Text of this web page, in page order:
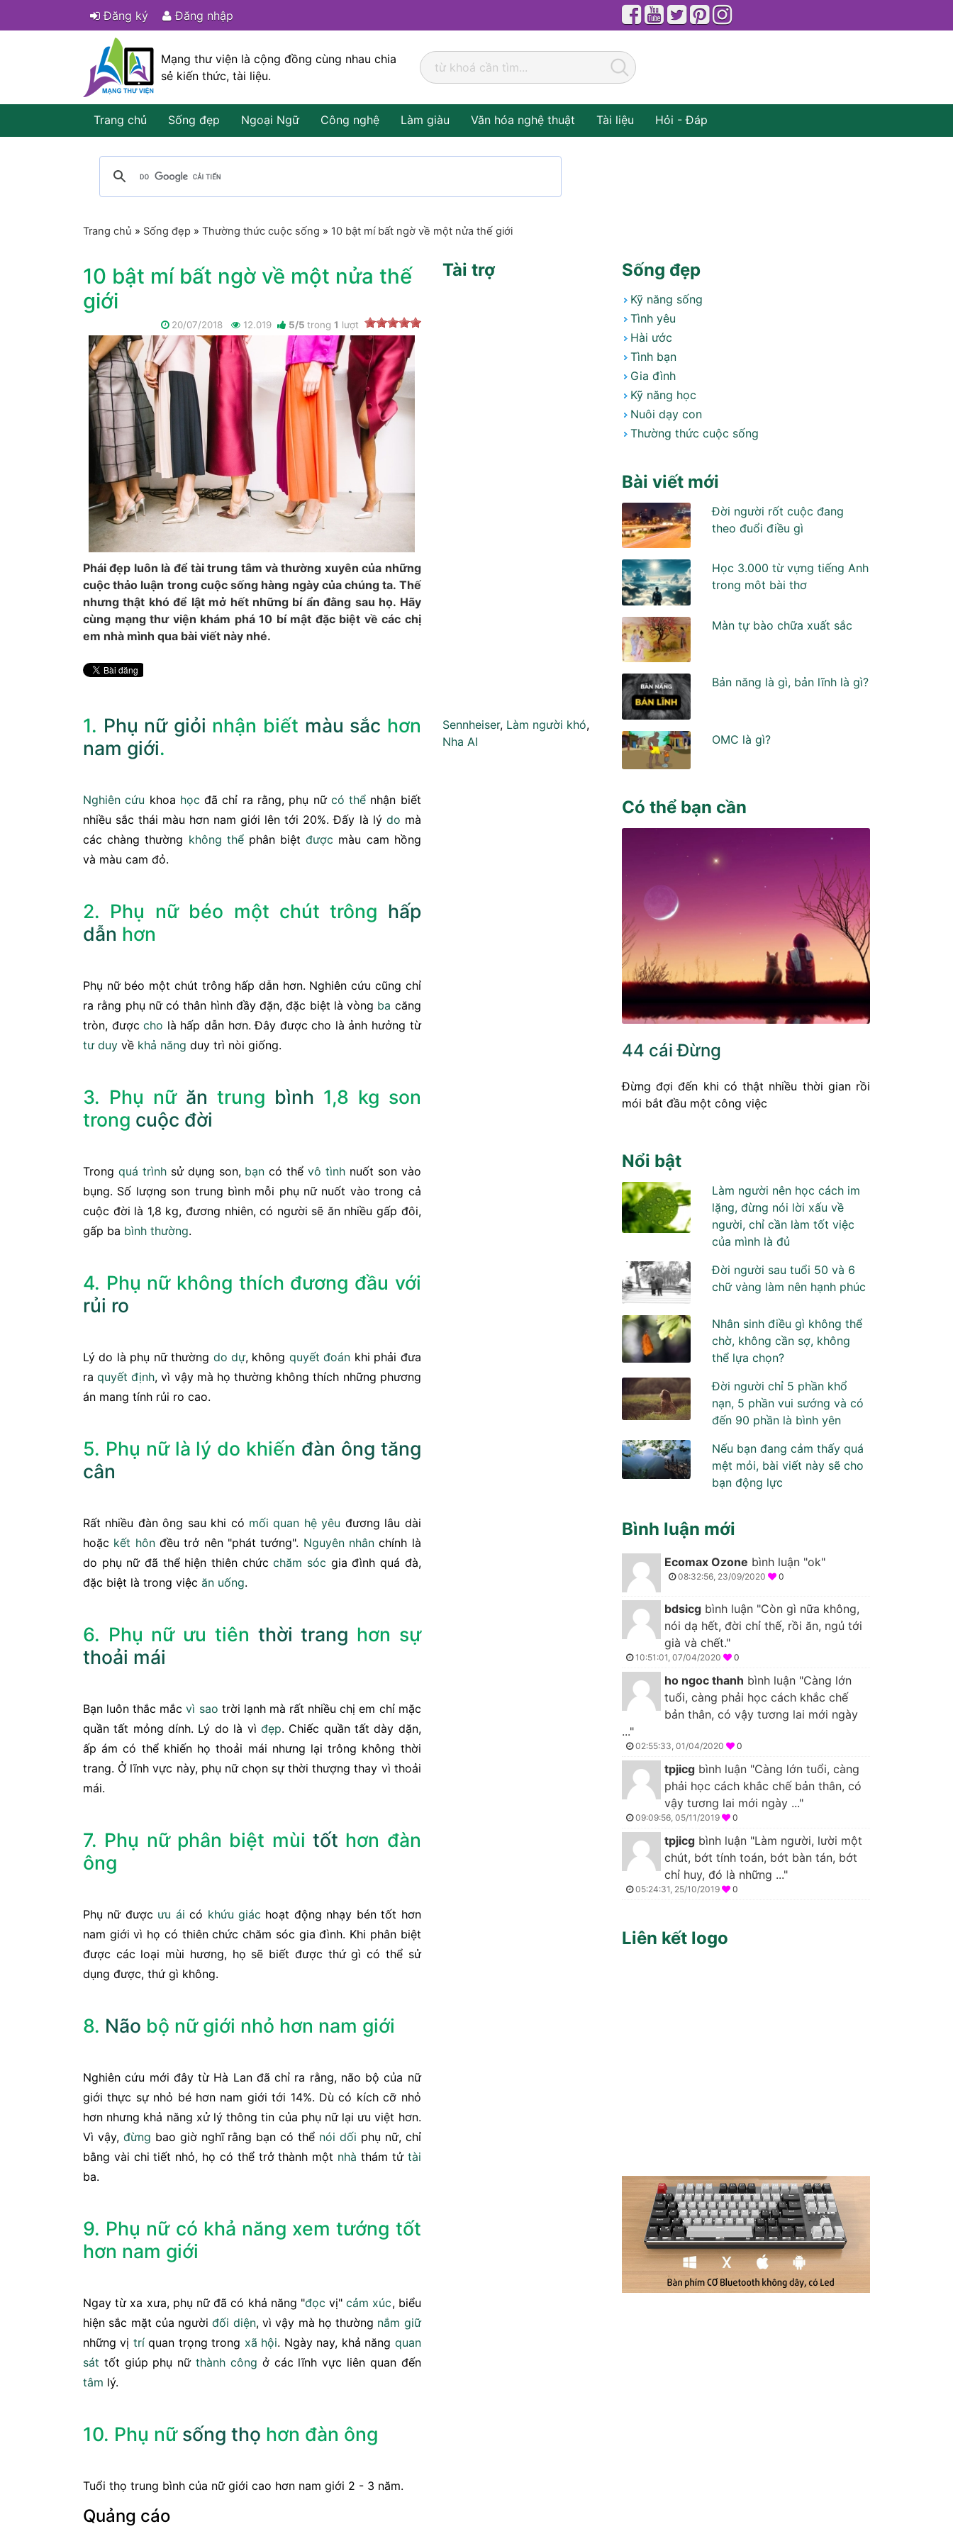
Đăng ký Đăng nhập
Mạng thư viện là cộng đồng cùng nhau chia
sẻ kiến thức, tài liệu.
Trang chủ Sống đẹp Ngoại Ngữ Công nghệ Làm giàu Văn hóa nghệ thuật Tài liệu Hỏi - Đáp
Trang chủ » Sống đẹp » Thường thức cuộc sống » 10 bật mí bất ngờ về một nửa thế giới
10 bật mí bất ngờ về một nửa thế
giới
20/07/2018 12.019 5/5 trong 1 lượt
Phái đẹp luôn là để tài trung tâm và thường xuyên của những
cuộc thảo luận trong cuộc sống hàng ngày của chúng ta. Thế
nhưng thật khó để lật mở hết những bí ẩn đằng sau họ. Hãy
cùng mạng thư viện khám phá 10 bí mật đặc biệt về các chị
em nhà mình qua bài viết này nhé.
1. Phụ nữ giỏi nhận biết màu sắc hơn
nam giới.
Nghiên cứu khoa học đã chỉ ra rằng, phụ nữ có thể nhận biết
nhiều sắc thái màu hơn nam giới lên tới 20%. Đấy là lý do mà
các chàng thường không thểphân biệtđược màu cam hồng
và màu cam đỏ.
2. Phụ nữ béo một chút trông hấp
dẫn hơn
Phụ nữ béo một chút trông hấp dẫn hơn. Nghiên cứu cũng chỉ
ra rằng phụ nữ có thân hình đầy đặn, đặc biệt là vòng ba căng
tròn, đượccho là hấp dẫn hơn. Đây được cho là ảnh hưởng từ
tư duy về khả năng duy trì nòi giống.
3. Phụ nữ ăn trung bình 1,8 kg son
trong cuộc đời
Trong quá trìnhsử dụng son, bạn có thểvô tình nuốt son vào
bụng. Số lượng son trung bình mỗi phụ nữ nuốt vào trong cả
cuộc đời là 1,8 kg, đương nhiên, có người sẽ ăn nhiều gấp đôi,
gấp ba bình thường.
4. Phụ nữ không thích đương đầu với
rủi ro
Lý do là phụ nữ thường do dự, không quyết đoán khi phải đưa
raquyết định, vì vậy mà họ thường không thích những phương
án mang tính rủi ro cao.
5. Phụ nữ là lý do khiến đàn ông tăng
cân
Rất nhiều đàn ông sau khi có mối quan hệ yêu đương lâu dài
hoặc kết hônđều trở nên "phát tướng". Nguyên nhân chính là
do phụ nữ đã thể hiện thiên chứcchăm sóc gia đình quá đà,
đặc biệt là trong việc ăn uống.
6. Phụ nữ ưu tiên thời trang hơn sự
thoải mái
Bạn luôn thắc mắcvì sao trời lạnh mà rất nhiều chị em chỉ mặc
quần tất mỏng dính. Lý do là vì đẹp. Chiếc quần tất dày dặn,
ấp ám có thể khiến họ thoải mái nhưng lại trông không thời
trang. Ở lĩnh vực này, phụ nữ chọn sự thời thượng thay vì thoải
mái.
7. Phụ nữ phân biệt mùi tốt hơn đàn
ông
Phụ nữ được ưu ái có khứu giác hoạt động nhạy bén tốt hơn
nam giới vì họ có thiên chức chăm sóc gia đình. Khi phân biệt
được các loại mùi hương, họ sẽ biết được thứ gì có thể sử
dụng được, thứ gì không.
8. Não bộ nữ giới nhỏ hơn nam giới
Nghiên cứu mới đây từ Hà Lan đã chỉ ra rằng, não bộ của nữ
giới thực sự nhỏ bé hơn nam giới tới 14%. Dù có kích cỡ nhỏ
hơn nhưng khả năng xử lý thông tin của phụ nữ lại ưu việt hơn.
Vì vậy, đừng bao giờ nghĩ rằng bạn có thể nói dối phụ nữ, chỉ
bằng vài chi tiết nhỏ, họ có thể trở thành một nhà thám tử tài
ba.
9. Phụ nữ có khả năng xem tướng tốt
hơn nam giới
Ngay từ xa xưa, phụ nữ đã có khả năng "đọc vị"cảm xúc, biểu
hiện sắc mặt của ngườiđối diện, vì vậy mà họ thường nắm giữ
những vị tríquan trọng trong xã hội. Ngày nay, khả năng quan
sát tốt giúp phụ nữthành công ở các lĩnh vực liên quan đến
tâm lý.
10. Phụ nữ sống thọ hơn đàn ông
Tuổi thọ trung bình của nữ giới cao hơn nam giới 2 - 3 năm.
Quảng cáo
Tài trợ
Sennheiser, Làm người khó,
Nha AI
Sống đẹp
Kỹ năng sống
Tình yêu
Hài ước
Tình bạn
Gia đình
Kỹ năng học
Nuôi dạy con
Thường thức cuộc sống
Bài viết mới
Đời người rốt cuộc đang
theo đuổi điều gì
Học 3.000 từ vựng tiếng Anh
trong môt bài thơ
Màn tự bào chữa xuất sắc
Bản năng là gì, bản lĩnh là gì?
OMC là gì?
Có thể bạn cần
44 cái Đừng
Đừng đợi đến khi có thật nhiều thời gian rồi
mói bắt đầu một công việc
Nổi bật
Làm người nên học cách im
lặng, đừng nói lời xấu về
người, chỉ cần làm tốt việc
của mình là đủ
Đời người sau tuổi 50 và 6
chữ vàng làm nên hạnh phúc
Nhân sinh điều gì không thể
chờ, không cần sợ, không
thể lựa chọn?
Đời người chỉ 5 phần khổ
nạn, 5 phần vui sướng và có
đến 90 phần là bình yên
Nếu bạn đang cảm thấy quá
mệt mỏi, bài viết này sẽ cho
bạn động lực
Bình luận mới
Ecomax Ozone bình luận "ok"
08:32:56, 23/09/2020 0
bdsicg bình luận "Còn gì nữa không,
nói dạ hết, đời chỉ thế, rồi ăn, ngủ tới
già và chết."
10:51:01, 07/04/2020 0
ho ngoc thanh bình luận "Càng lớn
tuổi, càng phải học cách khắc chế
bản thân, có vậy tương lai mới ngày
..."
02:55:33, 01/04/2020 0
tpjicg bình luận "Càng lớn tuổi, càng
phải học cách khắc chế bản thân, có
vậy tương lai mới ngày ..."
09:09:56, 05/11/2019 0
tpjicg bình luận "Làm người, lười một
chút, bớt tính toán, bớt bàn tán, bớt
chỉ huy, đó là những ..."
05:24:31, 25/10/2019 0
Liên kết logo